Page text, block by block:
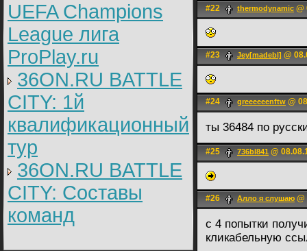
UEFA Champions
League лига
ProPlay.ru
36ON.RU BATTLE
CITY: 1й
квалификационный
тур
36ON.RU BATTLE
CITY: Составы
команд
#22 thermodynamic @
#23 Jey[madebl] @
#24 greeeeeenftw @
ты 36484 по
#25 736bl841 @
#26 Алло я слушаю @
с 4 попытки
кликабельную